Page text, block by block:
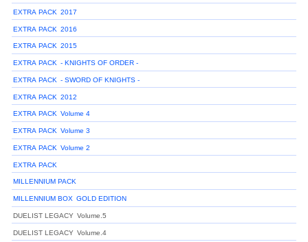
EXTRA PACK 2017
EXTRA PACK 2016
EXTRA PACK 2015
EXTRA PACK - KNIGHTS OF ORDER -
EXTRA PACK - SWORD OF KNIGHTS -
EXTRA PACK 2012
EXTRA PACK Volume 4
EXTRA PACK Volume 3
EXTRA PACK Volume 2
EXTRA PACK
MILLENNIUM PACK
MILLENNIUM BOX GOLD EDITION
DUELIST LEGACY Volume.5
DUELIST LEGACY Volume.4